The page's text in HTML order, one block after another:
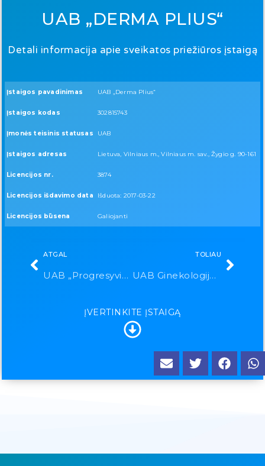
UAB „DERMA PLIUS“
Detali informacija apie sveikatos priežiūros įstaigą
Įstaigos pavadinimas UAB „Derma Plius“
Įstaigos kodas 302815743
Įmonės teisinis statusas UAB
Įstaigos adresas Lietuva, Vilniaus m., Vilniaus m. sav., Žygio g. 90-161
Licencijos nr. 3874
Licencijos išdavimo data Išduota: 2017-03-22
Licencijos būsena Galiojanti
ATGAL
UAB „Progresyvioji Ortodontija“
TOLIAU
UAB Ginekologijos ir šeimos klinika
ĮVERTINKITE ĮSTAIGĄ